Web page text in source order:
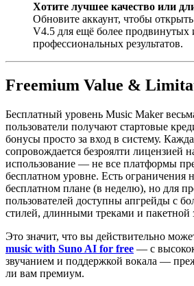
Хотите лучшее качество или
Обновите аккаунт, чтобы
V4.5 для ещё более продвинутых
профессиональных результатов.
Freemium Value &
Бесплатный уровень Music Maker
пользователи получают стартовые
бонусы просто за вход в систему.
сопровождается безроялти лицензией
использование — не все платформы
бесплатном уровне. Есть ограничения
бесплатном плане (в неделю), но для
пользователей доступны апгрейды с
стилей, длинными треками и пакетной
Это значит, что вы действительно
music with Suno AI for free — с
звучанием и поддержкой вокала —
ли вам премиум.